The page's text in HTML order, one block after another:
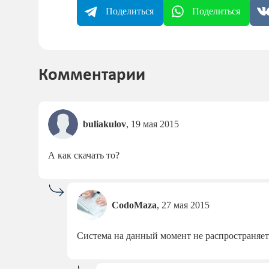
Поделиться Поделиться
Комментарии
buliakulov, 19 мая 2015
А как скачать то?
CodoMaza, 27 мая 2015
Система на данный момент не